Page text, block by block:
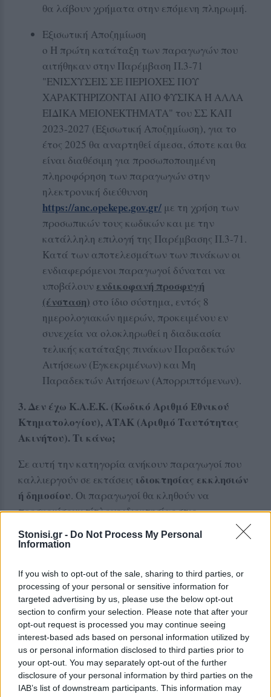
Stonisi.gr - Do Not Process My Personal
Information
If you wish to opt-out of the sale, sharing to third parties, or
processing of your personal or sensitive information for
targeted advertising by us, please use the below opt-out
section to confirm your selection. Please note that after your
opt-out request is processed you may continue seeing
interest-based ads based on personal information utilized by
us or personal information disclosed to third parties prior to
your opt-out. You may separately opt-out of the further
disclosure of your personal information by third parties on the
IAB’s list of downstream participants. This information may
θα λάβουν χρήματα στην επόμενη πληρωμή.
Εξισωτική Αποζημίωση
o Η πρώτη κατάταξη των παραγωγών που
αιτήθηκαν στην Παρέμβαση Π.3-71
"ΕΝΙΣΧΥΣΕΙΣ ΣΕ ΠΕΡΙΟΧΕΣ ΠΟΥ
ΧΑΡΑΚΤΗΡΙΖΟΝΤΑΙ ΑΠΟ ΦΥΣΙΚΑ Ή ΑΛΛΑ
ΕΙΔΙΚΑ ΜΕΙΟΝΕΚΤΗΜΑΤΑ" του ΣΣ ΚΑΠ
2023-2027 (Εξισωτική Αποζημίωση), για το
έτος 2025 θα αναρτηθεί άμεσα, όποτε και θα
είναι διαθέσιμη για προσωποποιημένη
πληροφόρηση των παραγωγών στην
ηλεκτρονική διεύθυνση
https://anc.opekepe.gov.gr/ με τη χρήση των
προσωπικών τους κωδικών και με την
κατάλληλη επιλογή της Παρέμβασης Π.3-71.
Κατά των αποτελεσμάτων των πινάκων οι
ενδιαφερόμενοι παραγωγοί δύναται να
υποβάλουν ενδικοφανή προσφυγή
(ένσταση) στο ίδιο σύστημα, εντός 8
ημερολογιακών ημερών, προκειμένου εν
συνεχεία να ολοκληρωθεί η διαδικασία
τελικής κατάταξης πινάκων Παραδεκτών
Αιτήσεων (Εγκεκριμένων) και Μη
Παραδεκτών Αιτήσεων (Απορριπτόμενων).
3. Δεν έχω Κ.Α.Ε.Κ. (Κωδικό Αριθμό Εθνικού
Κτηματολογίου), ΑΤΑΚ (Αριθμό Ταυτότητας
Ακινήτου). Τι κάνω;
Σε αυτή την κατηγορία ανήκουν παραγωγοί που
καλλιεργούν σε εκτάσεις ιδιοκτησίας εκκλησιών
ή δημοσίου. Οι παραγωγοί θα κληθούν να
προσκομίσουν τίτλους ιδιοκτησίας στις
Περιφερειακές Διευθύνσεις ΟΠΕΚΕΠΕ και αφού
πραγματοποιηθούν οι απαραίτητοι
λάβουν χρήματα στην επόμενη πληρωμή.
4. Άλλες κατηγορίες λαθών:
Α. Έχω ΑΤΑΚ, ΚΑΕΚ, ΑΦΜ, ΙΒΑΝ θανόντος,
ανύπαρκτου ή άσχετου, που δεν αποδεικνύεται
η σχέση μου μαζί του, ή έκανα λάθος κατά τη
συμπλήρωσή του.